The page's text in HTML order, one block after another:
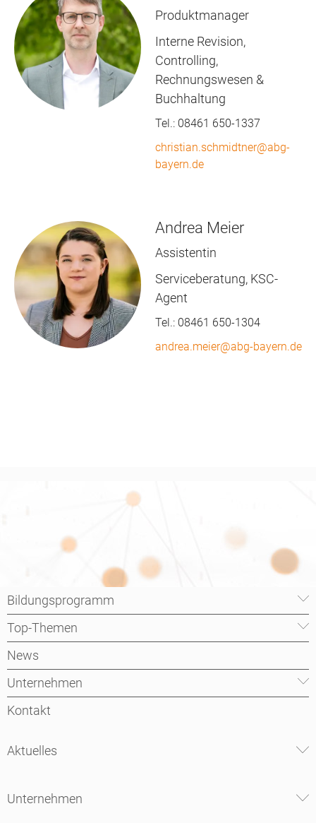
Produktmanager
Interne Revision,
Controlling,
Rechnungswesen &
Buchhaltung
Tel.: 08461 650-1337
christian.schmidtner@abg-
bayern.de
Andrea Meier
Assistentin
Serviceberatung, KSC-
Agent
Tel.: 08461 650-1304
andrea.meier@abg-bayern.de
Bildungsprogramm
Top-Themen
News
Unternehmen
Kontakt
Aktuelles
Unternehmen